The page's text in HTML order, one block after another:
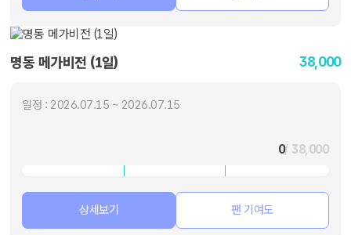
명동 메가비전 (1일) 38,000
일정 : 2026.07.15 ~ 2026.07.15
0/ 38,000
상세보기 팬 기여도